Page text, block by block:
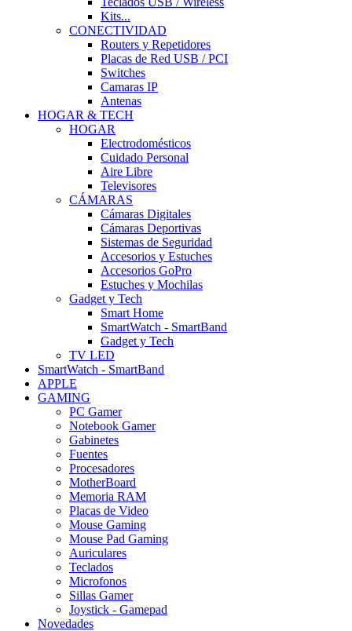
Kits...
CONECTIVIDAD
Routers y Repetidores
Placas de Red USB / PCI
Switches
Camaras IP
Antenas
HOGAR & TECH
HOGAR
Electrodomésticos
Cuidado Personal
Aire Libre
Televisores
CÁMARAS
Cámaras Digitales
Cámaras Deportivas
Sistemas de Seguridad
Accesorios y Estuches
Accesorios GoPro
Estuches y Mochilas
Gadget y Tech
Smart Home
SmartWatch - SmartBand
Gadget y Tech
TV LED
SmartWatch - SmartBand
APPLE
GAMING
PC Gamer
Notebook Gamer
Gabinetes
Fuentes
Procesadores
MotherBoard
Memoria RAM
Placas de Video
Mouse Gaming
Mouse Pad Gaming
Auriculares
Teclados
Microfonos
Sillas Gamer
Joystick - Gamepad
Novedades